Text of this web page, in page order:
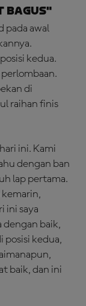
Bagus"
pada awal
kedua.
di
raihan finis
ini. Kami
dengan ban
lap pertama.
kemarin,
ini saya
dengan baik,
posisi kedua,
baik, dan ini